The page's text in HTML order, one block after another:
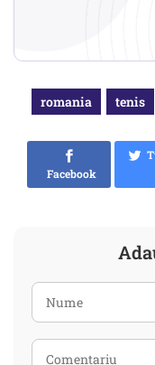
romania tenis
Facebook